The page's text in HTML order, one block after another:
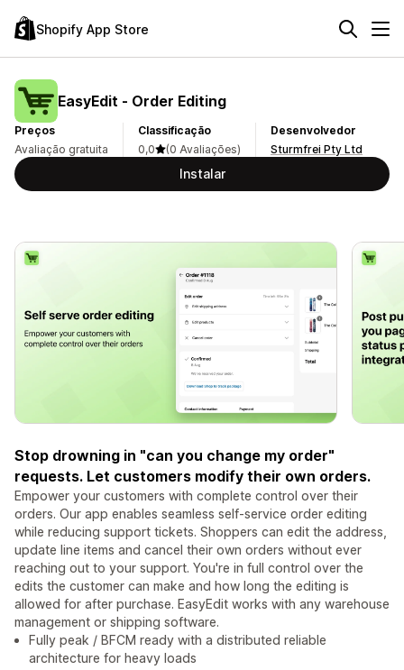
Shopify App Store
EasyEdit ‑ Order Editing
Preços
Avaliação gratuita
Classificação
0,0
(0 Avaliações)
Desenvolvedor
Sturmfrei Pty Ltd
Instalar
Stop drowning in "can you change my order"
requests. Let customers modify their own orders.
Empower your customers with complete control over their
orders. Our app enables seamless self-service order editing
while reducing support tickets. Shoppers can edit the address,
update line items and cancel their own orders without ever
reaching out to your support. You're in full control over the
edits the customer can make and how long the editing is
allowed for after purchase. EasyEdit works with any warehouse
management or shipping software.
Fully peak / BFCM ready with a distributed reliable
architecture for heavy loads